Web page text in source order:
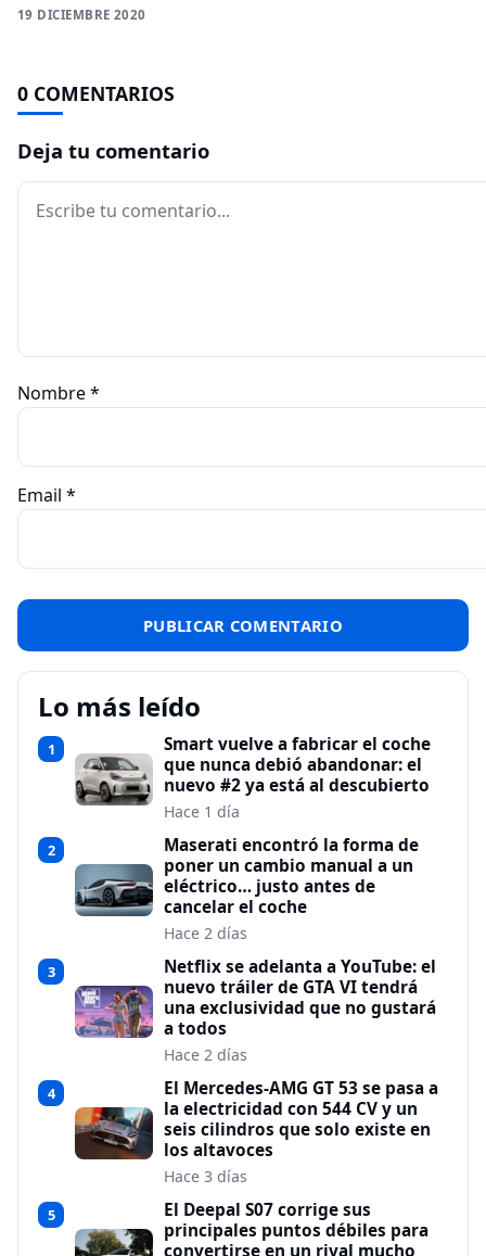
19 DICIEMBRE 2020
0 COMENTARIOS
Deja tu comentario
Comentario
Nombre*
Email *
Lo más leído
1
Smart vuelve a fabricar el coche
que nunca debió abandonar: el
nuevo #2 ya está al descubierto
Hace 1 día
2
Maserati encontró la forma de
poner un cambio manual a un
eléctrico… justo antes de
cancelar el coche
Hace 2 días
3
Netflix se adelanta a YouTube: el
nuevo tráiler de GTA VI tendrá
una exclusividad que no gustará
a todos
Hace 2 días
4
El Mercedes-AMG GT 53 se pasa a
la electricidad con 544 CV y un
seis cilindros que solo existe en
los altavoces
Hace 3 días
5
El Deepal S07 corrige sus
principales puntos débiles para